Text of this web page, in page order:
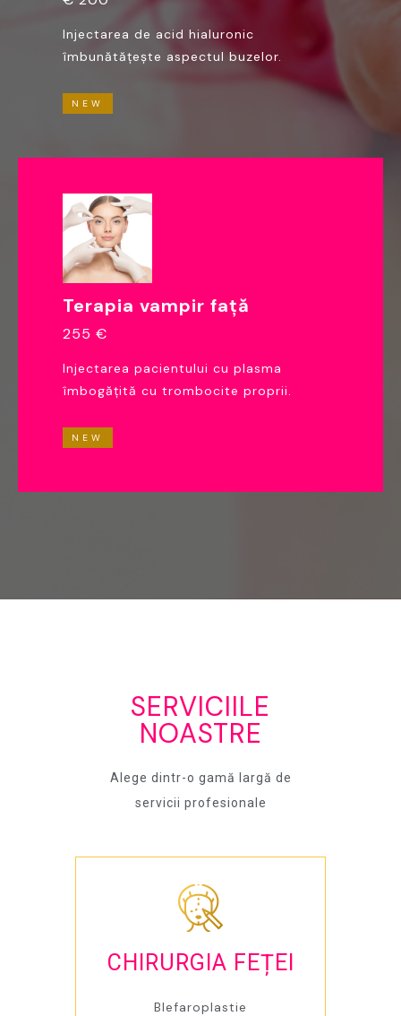
Injectarea de acid hialuronic
îmbunătățește aspectul buzelor.
NEW
Terapia vampir față
255 €
Injectarea pacientului cu plasma
îmbogățită cu trombocite proprii.
NEW
SERVICIILE
NOASTRE
Alege dintr-o gamă largă de
servicii profesionale
CHIRURGIA FEȚEI
Blefaroplastie